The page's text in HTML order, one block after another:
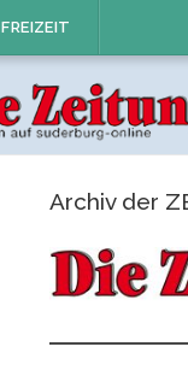
FREIZEIT
Archiv der